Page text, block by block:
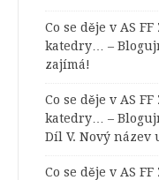
Co se děje v AS
katedry… –
zajímá!
Co se děje v AS
katedry… –
Díl V. Nový název
Co se děje v AS